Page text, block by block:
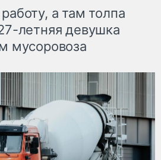
а там толпа
летняя девушка
мусоровоза